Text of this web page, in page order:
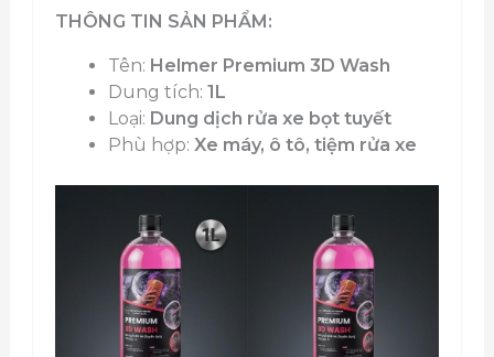
THÔNG TIN SẢN PHẨM:
Tên: Helmer Premium 3D Wash
Dung tích:1L
Loại: Dung dịch rửa xe bọt tuyết
Phù hợp:Xe máy, ô tô, tiệm rửa xe